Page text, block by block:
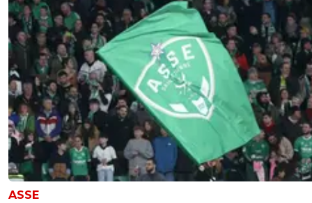
ASSE